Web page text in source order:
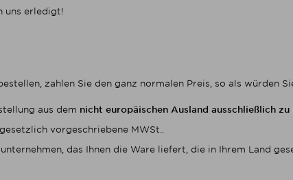
uns erledigt!
zahlen Sie den ganz normalen Preis, so als würden
aus dem nicht europäischen Ausland ausschließlich
vorgeschriebene MWSt..
das Ihnen die Ware liefert, die in Ihrem Land